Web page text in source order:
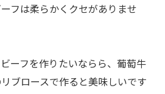
フは柔らかくクセがありませ
ーフを作りたいならら、葡萄牛
ブロースで作ると美味しいです